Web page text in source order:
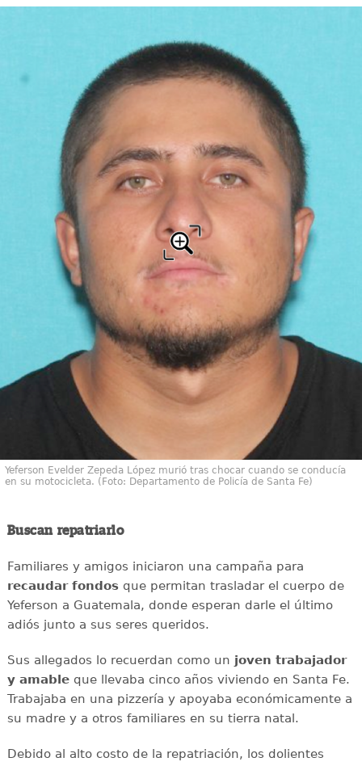
Yeferson Evelder Zepeda López murió tras chocar cuando se conducía
en su motocicleta. (Foto: Departamento de Policía de Santa Fe)
Buscan repatriarlo
Familiares y amigos iniciaron una campaña para
recaudar fondosque permitan trasladar el cuerpo de
Yeferson a Guatemala, donde esperan darle el último
adiós junto a sus seres queridos.
Sus allegados lo recuerdan como un joven trabajador
y amableque llevaba cinco años viviendo en Santa Fe.
Trabajaba en una pizzería y apoyaba económicamente a
su madre y a otros familiares en su tierra natal.
Debido al alto costo de la repatriación, los dolientes